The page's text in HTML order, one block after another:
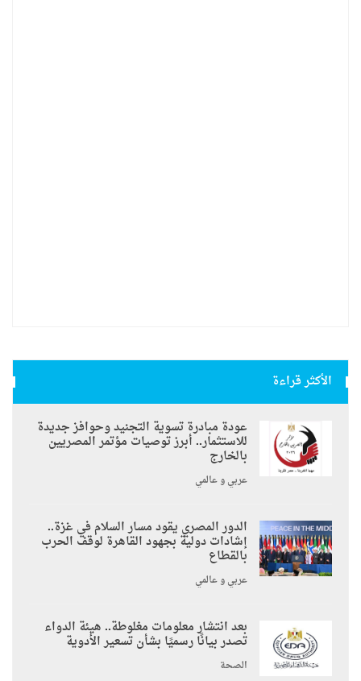
الأكثر قراءة
عودة مبادرة تسوية التجنيد وحوافز جديدة
للاستثمار.. أبرز توصيات مؤتمر المصريين
بالخارج
عربي و عالمي
الدور المصري يقود مسار السلام في غزة..
إشادات دولية بجهود القاهرة لوقف الحرب
بالقطاع
عربي و عالمي
بعد انتشار معلومات مغلوطة.. هيئة الدواء
تصدر بيانًا رسميًا بشأن تسعير الأدوية
الصحة